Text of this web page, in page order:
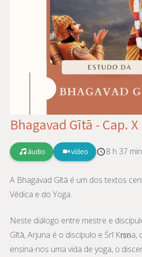
Bhagavad Gītā - Cap. X
áudio vídeo 8 h 37 min
A Bhagavad Gītā é um dos textos
Védica e do Yoga.
Neste diálogo entre mestre e
Gītā, Arjuna é o discípulo e Śrī Kṛṣṇa,
ensina-nos uma vida de yoga, o